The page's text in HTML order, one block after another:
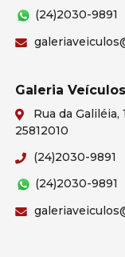
(24)2030-9891
Galeria
Rua da
25812010
(24)2030-9891
(24)2030-9891